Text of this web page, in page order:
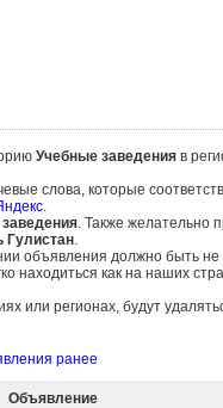
Учебные заведенияв
слова, которые
.
. Также желательно
Гулистан.
объявления должно быть
как на наших
или регионах, будут
ранее
Объявление